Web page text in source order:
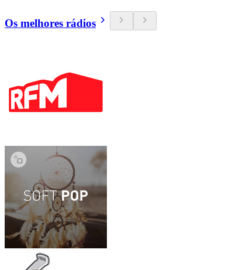
Os melhores rádios